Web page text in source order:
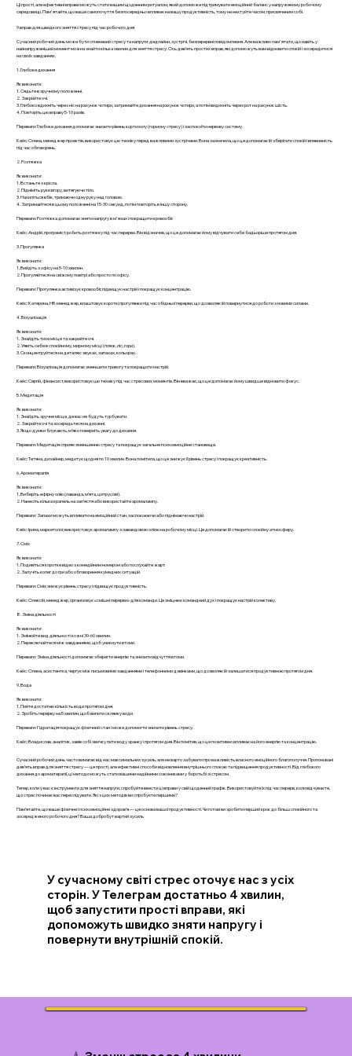
Ці прості, але ефективні вправи можуть стати вашим щоденним ритуалом, який допоможе підтримувати емоційний баланс у напруженому робочому
середовищі. Пам'ятайте, що ваше самопочуття безпосередньо впливає на вашу продуктивність, тому не нехтуйте часом, присвяченим собі.
9 вправ для швидкого зняття стресу під час робочого дня
Сучасний робочий день може бути сповнений стресу та напруги: дедлайни, зустрічі, безперервні повідомлення. Але важливо пам'ятати, що навіть у
найнапруженіший момент можна знайти кілька хвилин для зняття стресу. Ось дев’ять простих вправ, які допоможуть вам відновити спокій і зосередитися
на своїх завданнях.
1. Глибоке дихання
Як виконати:
1. Сядьте в зручному положенні.
2. Закрийте очі.
3. Глибоко вдихніть через ніс на рахунок чотири, затримайте дихання на рахунок чотири, а потім видихніть через рот на рахунок шість.
4. Повторіть цю вправу 5-10 разів.
Переваги: Глибоке дихання допомагає знизити рівень кортизолу (гормону стресу) і заспокоїти нервову систему.
Кейс: Олена, менеджер проектів, використовує цю техніку перед важливими зустрічами. Вона зазначила, що це допомагає їй зберігати спокій і впевненість
під час обговорень.
2. Розтяжка
Як виконати:
1. Встаньте з крісла.
2. Підніміть руки вгору, витягуючи тіло.
3. Нахиліться вбік, тримаючи одну руку над головою.
4. Затримайтеся в цьому положенні на 15-30 секунд, потім повторіть в іншу сторону.
Переваги: Розтяжка допомагає зняти напругу в м'язах і покращити кровообіг.
Кейс: Андрій, програміст, робить розтяжку під час перерви. Він відзначив, що це допомагає йому відчувати себе бадьоріше протягом дня.
3. Прогулянка
Як виконати:
1. Вийдіть з офісу на 5-10 хвилин.
2. Прогуляйтеся на свіжому повітрі або просто по офісу.
Переваги: Прогулянка активізує кровообіг, підвищує настрій і покращує концентрацію.
Кейс: Катерина, HR-менеджер, влаштовує короткі прогулянки під час обідньої перерви, що дозволяє їй повернутися до роботи з новими силами.
4. Візуалізація
Як виконати:
1. Знайдіть тихе місце та закрийте очі.
2. Уявіть себе в спокійному, мирному місці (пляж, ліс, гори).
3. Сконцентруйтеся на деталях: звуках, запахах, кольорах.
Переваги: Візуалізація допомагає зменшити тривогу та покращити настрій.
Кейс: Сергій, фінансист, використовує цю техніку під час стресових моментів. Він вважає, що це допомагає йому швидше відновити фокус.
5. Медитація
Як виконати:
1. Знайдіть зручне місце, де вас не будуть турбувати.
2. Закрийте очі та зосередьтеся на диханні.
3. Якщо думки блукають, м’яко поверніть увагу до дихання.
Переваги: Медитація сприяє зменшенню стресу та покращує загальне психоемоційне становище.
Кейс: Тетяна, дизайнер, медитує щодня по 10 хвилин. Вона помітила, що це знижує її рівень стресу і покращує креативність.
6. Ароматерапія
Як виконати:
1. Виберіть ефірну олію (лаванда, м’ята, цитрусові).
2. Нанесіть кілька крапель на зап’ястя або використайте аромалампу.
Переваги: Запахи можуть впливати на емоційний стан, заспокоюючи або піднімаючи настрій.
Кейс: Ірина, маркетолог, використовує аромалампу з лавандовою олією на робочому місці. Це допомагає їй створити спокійну атмосферу.
7. Сміх
Як виконати:
1. Подивіться коротке відео з комедійним номером або послухайте жарт.
2. Залучіть колег до гри або обговорення кумедних ситуацій.
Переваги: Сміх знижує рівень стресу і підвищує продуктивність.
Кейс: Олексій, менеджер, організовує «смішні перерви» для команди. Це зміцнює командний дух і покращує настрій колективу.
8. Зміна діяльності
Як виконати:
1. Змінюйте вид діяльності кожні 30-60 хвилин.
2. Переключайтеся між завданнями, щоб уникнути втоми.
Переваги: Зміна діяльності допомагає зберегти енергію та знизити відчуття втоми.
Кейс: Олена, асистентка, чергує між письмовими завданнями і телефонними дзвінками, що дозволяє їй залишатися продуктивною протягом дня.
9. Вода
Як виконати:
1. Пийте достатню кількість води протягом дня.
2. Зробіть перерву на 5 хвилин, щоб випити склянку води.
Переваги: Гідратація покращує фізичний стан і може допомогти знизити рівень стресу.
Кейс: Владислав, аналітик, завів собі звичку пити воду зранку і протягом дня. Він помітив, що це позитивно впливає на його енергію та концентрацію.
Сучасний робочий день часто вимагає від нас максимальних зусиль, але не варто забувати про важливість власного емоційного благополуччя. Пропоновані
дев’ять вправ для зняття стресу — це прості, але ефективні способи відновлення внутрішнього спокою та підвищення продуктивності. Від глибокого
дихання до ароматерапії, ці методи можуть стати вашими надійними союзниками у боротьбі зі стресом.
Тепер, коли у вас є інструменти для зняття напруги, спробуйте ввести ці вправи у свій щоденний графік. Використовуйте їх під час перерв, коли відчуваєте,
що стрес починає вас переслідувати. Які з цих методів ви спробуєте першими?
Пам’ятайте, що ваше фізичне і психоемоційне здоров’я — це основа вашої продуктивності. Чи готові ви зробити перший крок до більш спокійного та
зосередженого робочого дня? Ваша добробут вартий зусиль
У сучасному світі стрес оточує нас з усіх
сторін. У Телеграм достатньо 4 хвилин,
щоб запустити прості вправи, які
допоможуть швидко зняти напругу і
повернути внутрішній спокій.